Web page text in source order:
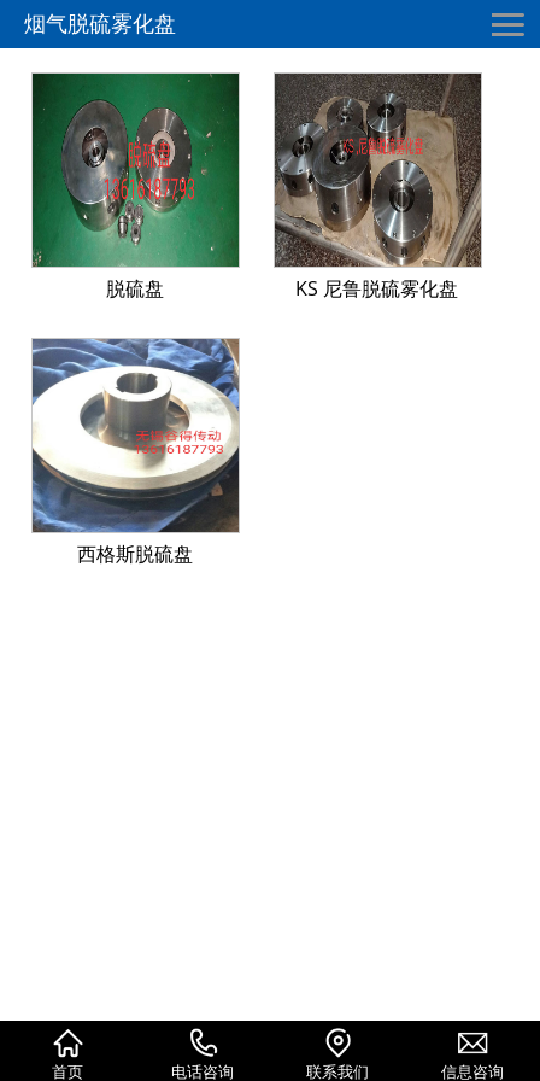
烟气脱硫雾化盘
脱硫盘 KS 尼鲁脱硫雾化盘
西格斯脱硫盘
首页 电话咨询 联系我们 信息咨询